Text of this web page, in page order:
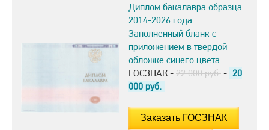
Диплом бакалавра образца
2014-2026 года
Заполненный бланк с
приложением в твердой
обложке синего цвета
ГОСЗНАК - 22.000 руб. - 20
000 руб.